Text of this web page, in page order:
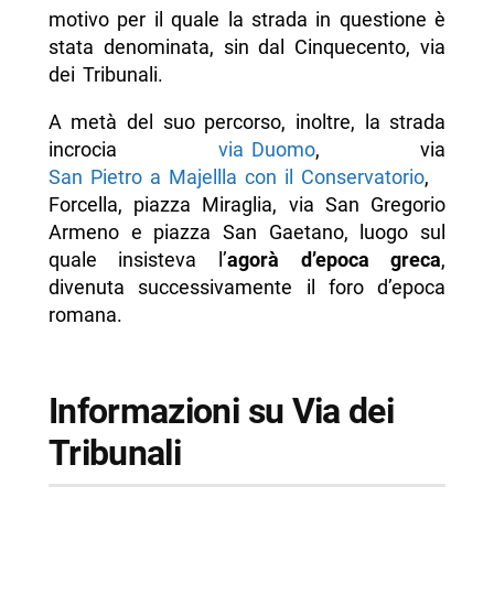
motivo per il quale la strada in questione è
stata denominata, sin dal Cinquecento, via
dei Tribunali.
A metà del suo percorso, inoltre, la strada
incrocia via Duomo, via
San Pietro a Majellla con il Conservatorio,
Forcella, piazza Miraglia, via San Gregorio
Armeno e piazza San Gaetano, luogo sul
quale insisteva l’agorà d’epoca greca,
divenuta successivamente il foro d’epoca
romana.
Informazioni su Via dei
Tribunali